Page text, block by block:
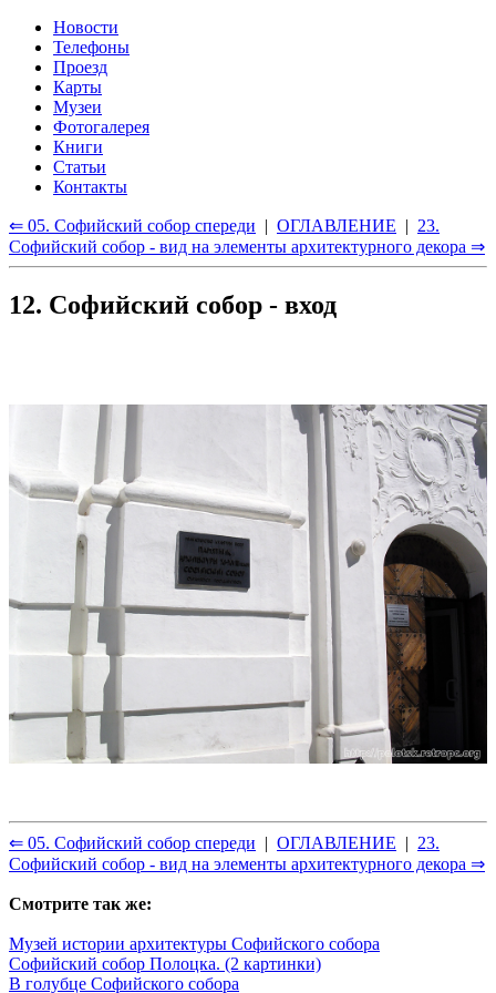
Новости
Телефоны
Проезд
Карты
Музеи
Фотогалерея
Книги
Статьи
Контакты
⇐ 05. Софийский собор спереди | ОГЛАВЛЕНИЕ | 23.
Софийский собор - вид на элементы архитектурного декора ⇒
12. Софийский собор - вход
⇐ 05. Софийский собор спереди | ОГЛАВЛЕНИЕ | 23.
Софийский собор - вид на элементы архитектурного декора ⇒
Смотрите так же:
Музей истории архитектуры Софийского собора
Софийский собор Полоцка. (2 картинки)
В голубце Софийского собора